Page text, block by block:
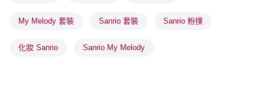
每筆HK$65.00，滿HK$300.00或以上免運費
(香港門市) 只顯示可選門市。確認發貨後2-5個工作天到店，3天內
My Melody 套裝 Sanrio 套裝 Sanrio 粉撲
化妝 Sanrio Sanrio My Melody